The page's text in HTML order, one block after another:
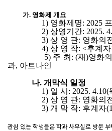
가. 영화제 개요
1) 영화제명: 2025 프
2) 상영기간: 2025.
3) 상 영 관: 영화의전
4) 상 영 작: <후계자>
5) 주 최: (재)영화의전
과, 아트나인
나. 개막식 일정
1) 일 시: 2025. 4.10(목
2) 상 영 관: 영화의전
3) 개 막 작: 후계자
관심 있는 학생들은 학과 사무실로 방문